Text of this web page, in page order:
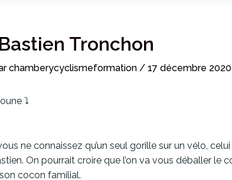
Tronchon
chamberycyclismeformation / 17 décembre 2020
⤵️
ne connaissez qu’un seul gorille sur un vélo,
On pourrait croire que l’on va vous déballer
cocon familial.